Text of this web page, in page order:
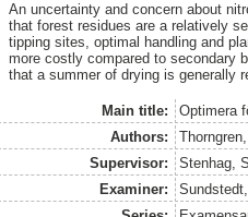
An uncertainty and concern about
that forest residues are a relatively
tipping sites, optimal handling and
more costly compared to secondary
that a summer of drying is generally
Main title:
Optimera
Authors:
Supervisor:
Stenhag,
Examiner: